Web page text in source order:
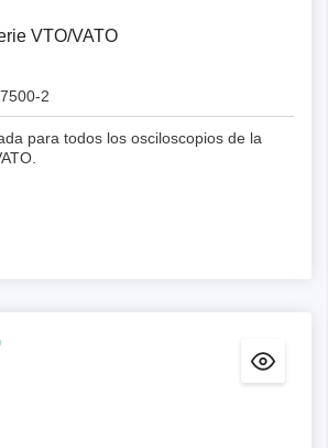
VTO/VATO
2
para todos los osciloscopios de la